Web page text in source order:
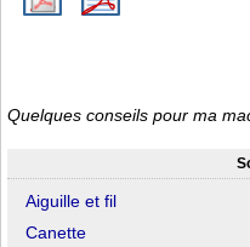
Quelques conseils pour ma
Aiguille et fil
Canette